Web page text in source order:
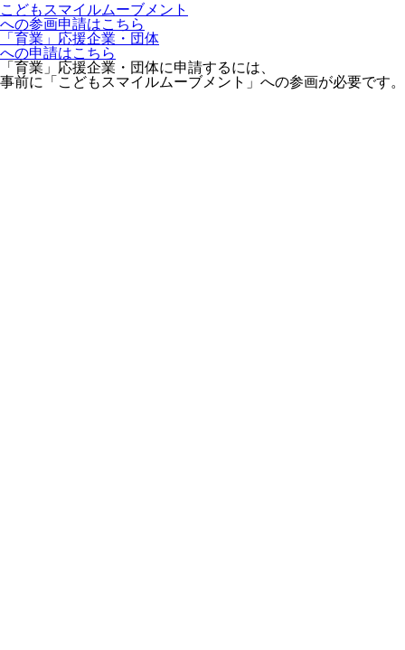
こどもスマイルムーブメント
への参画申請はこちら
「育業」応援企業・団体
への申請はこちら
「育業」応援企業・団体に申請するには、
事前に「こどもスマイルムーブメント」への参画が必要です。